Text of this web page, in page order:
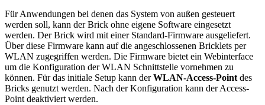
Für Anwendungen bei denen das System von außen gesteuert
werden soll, kann der Brick ohne eigene Software eingesetzt
werden. Der Brick wird mit einer Standard-Firmware ausgeliefert.
Über diese Firmware kann auf die angeschlossenen Bricklets per
WLAN zugegriffen werden. Die Firmware bietet ein Webinterface
um die Konfiguration der WLAN Schnittstelle vornehmen zu
können. Für das initiale Setup kann derWLAN-Access-Point des
Bricks genutzt werden. Nach der Konfiguration kann der Access-
Point deaktiviert werden.